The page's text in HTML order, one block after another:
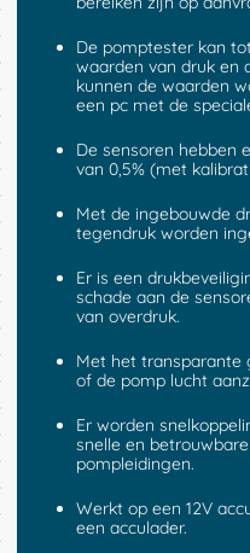
De pomptester kan
waarden van druk en
kunnen de waarden
een pc met de
De sensoren hebben
van 0,5% (met
Met de ingebouwde
tegendruk worden
Er is een
schade aan de
van overdruk.
Met het transparante
of de pomp lucht
Er worden
snelle en
pompleidingen.
Werkt op een 12V
een acculader.